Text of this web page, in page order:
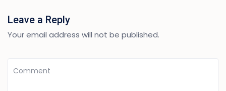
Leave a Reply
Your email address will not be published.